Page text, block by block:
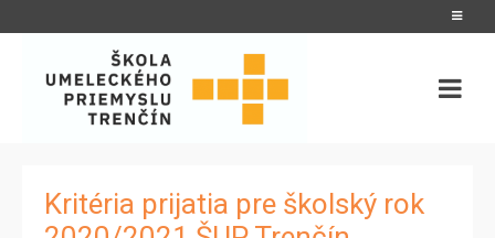
Kritéria prijatia pre školský rok